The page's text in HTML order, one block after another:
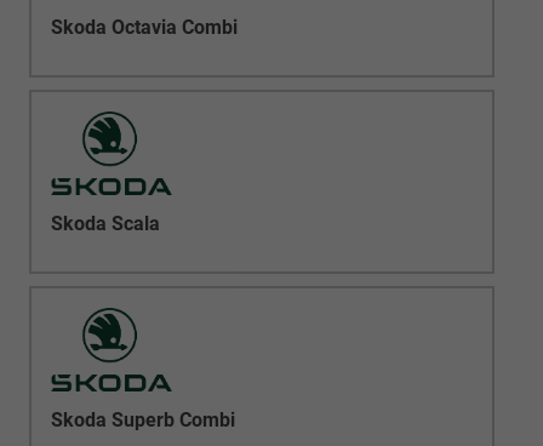
Skoda Octavia Combi
Skoda Scala
Skoda Superb Combi